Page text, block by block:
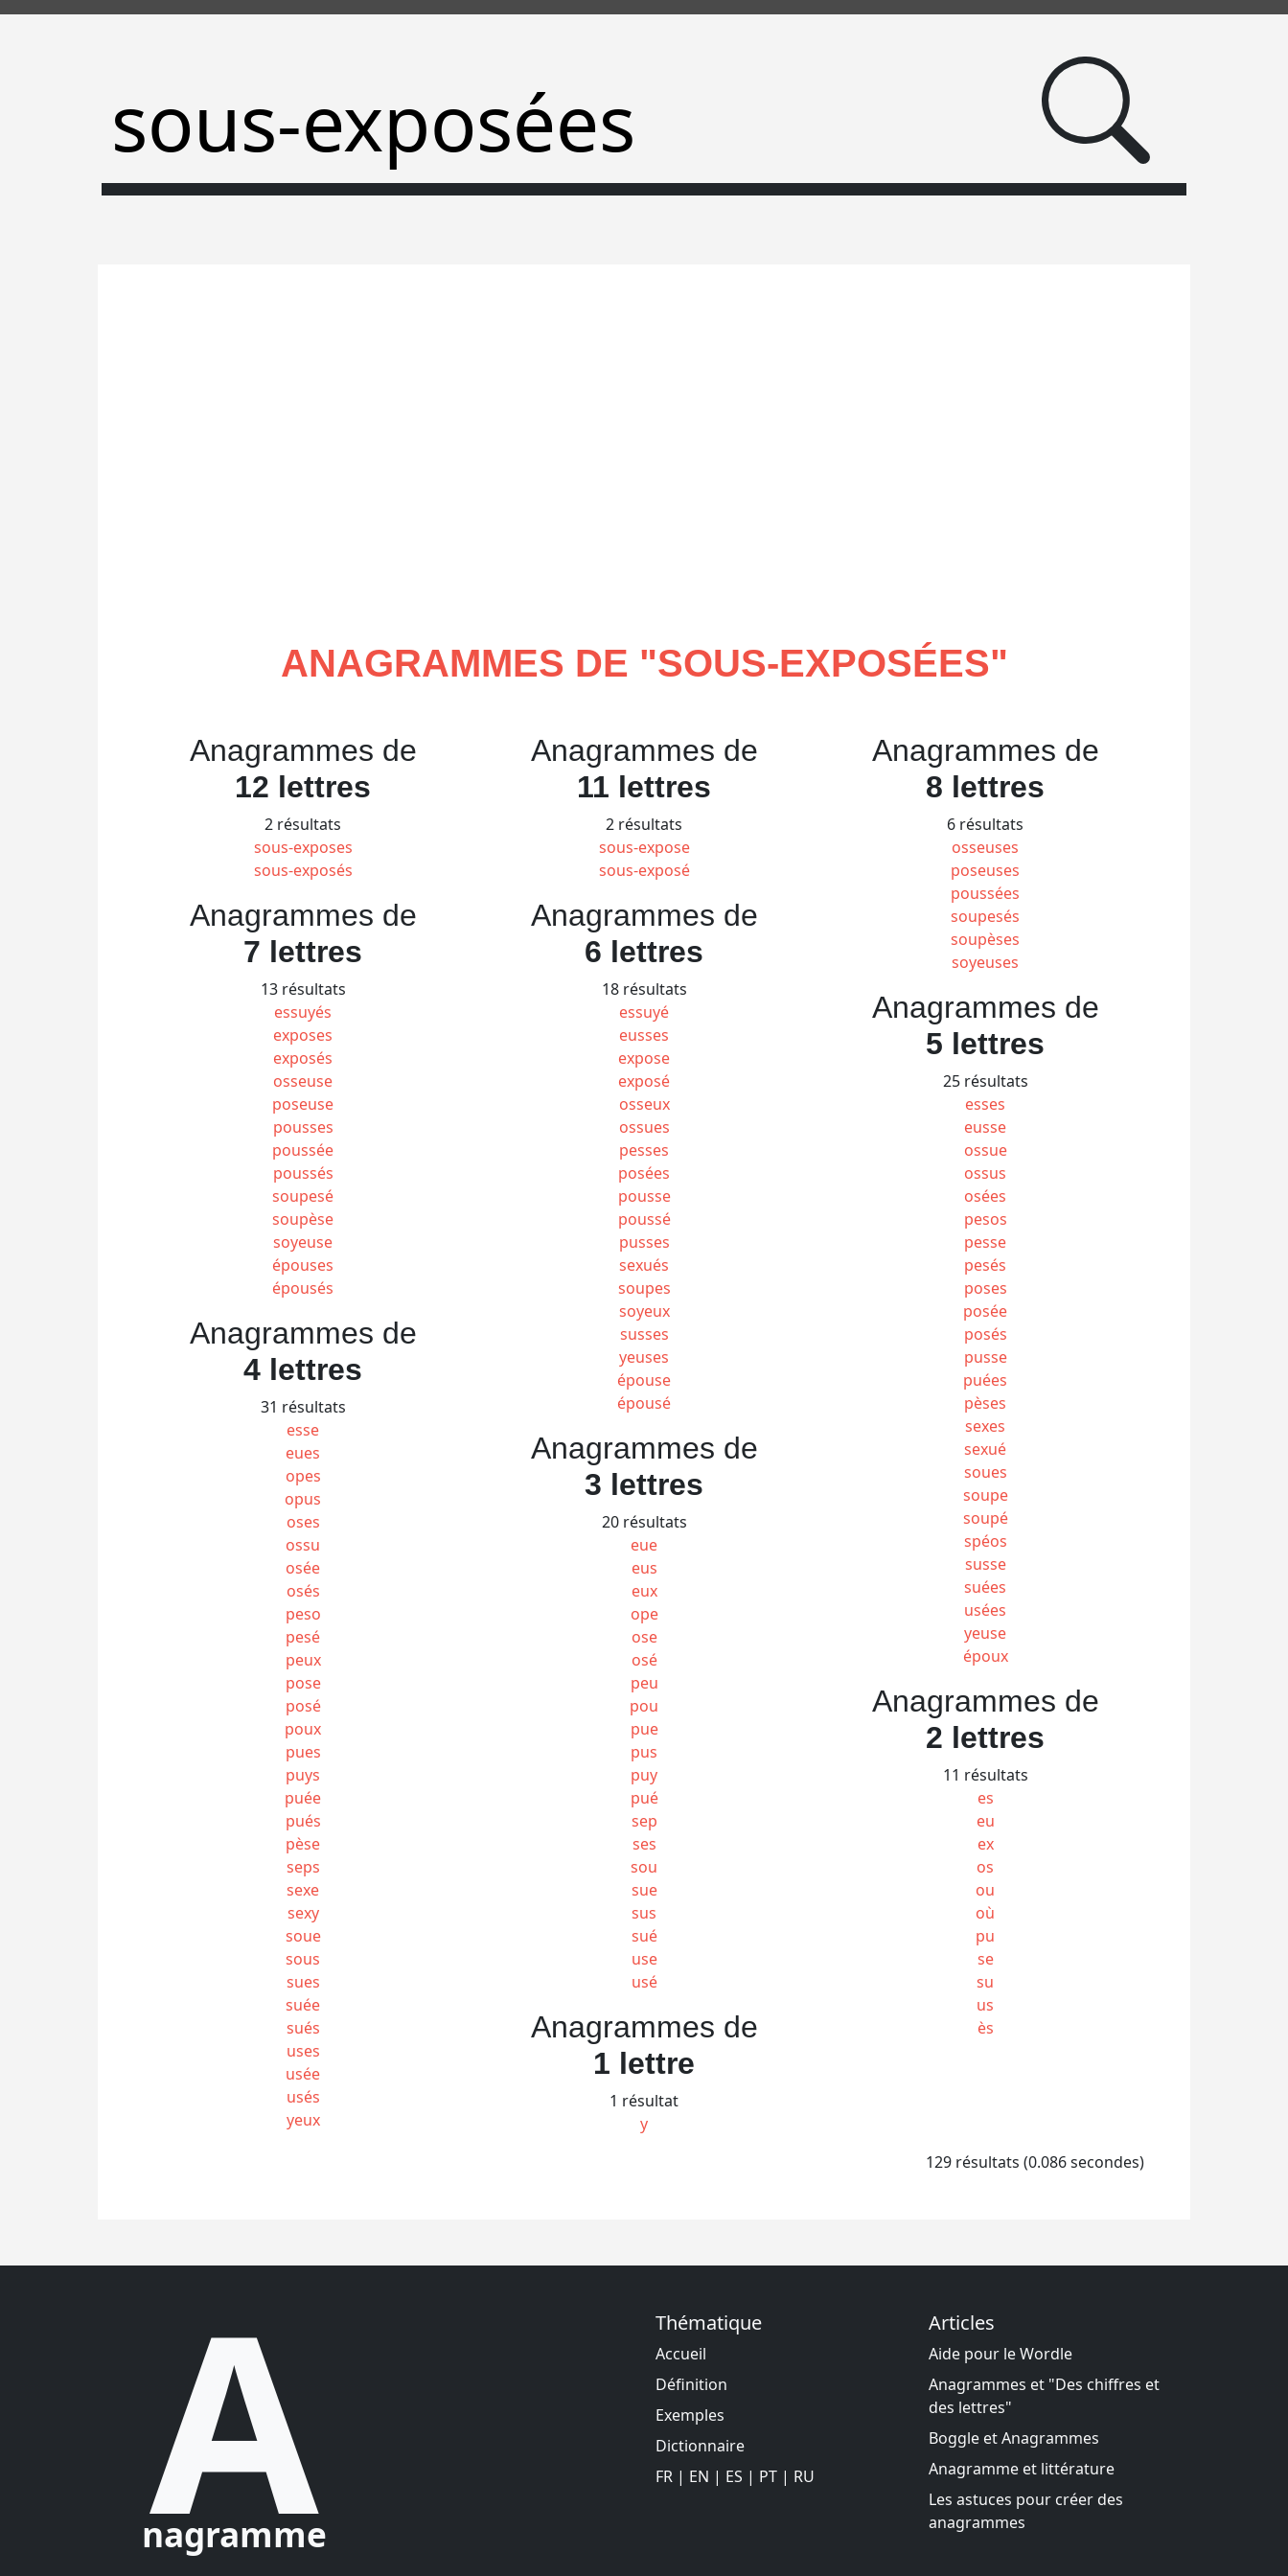
ANAGRAMMES DE "SOUS-EXPOSÉES"
Anagrammes de
12 lettres
2 résultats
sous-exposes
sous-exposés
Anagrammes de
11 lettres
2 résultats
sous-expose
sous-exposé
Anagrammes de
8 lettres
6 résultats
osseuses
poseuses
poussées
soupesés
soupèses
soyeuses
Anagrammes de
7 lettres
13 résultats
essuyés
exposes
exposés
osseuse
poseuse
pousses
poussée
poussés
soupesé
soupèse
soyeuse
épouses
épousés
Anagrammes de
6 lettres
18 résultats
essuyé
eusses
expose
exposé
osseux
ossues
pesses
posées
pousse
poussé
pusses
sexués
soupes
soyeux
susses
yeuses
épouse
épousé
Anagrammes de
5 lettres
25 résultats
esses
eusse
ossue
ossus
osées
pesos
pesse
pesés
poses
posée
posés
pusse
puées
pèses
sexes
sexué
soues
soupe
soupé
spéos
susse
suées
usées
yeuse
époux
Anagrammes de
4 lettres
31 résultats
esse
eues
opes
opus
oses
ossu
osée
osés
peso
pesé
peux
pose
posé
poux
pues
puys
puée
pués
pèse
seps
sexe
sexy
soue
sous
sues
suée
sués
uses
usée
usés
yeux
Anagrammes de
3 lettres
20 résultats
eue
eus
eux
ope
ose
osé
peu
pou
pue
pus
puy
pué
sep
ses
sou
sue
sus
sué
use
usé
Anagrammes de
2 lettres
11 résultats
es
eu
ex
os
ou
où
pu
se
su
us
ès
Anagrammes de
1 lettre
1 résultat
y
129 résultats (0.086 secondes)
A
nagramme
Thématique
Accueil
Définition
Exemples
Dictionnaire
FR | EN | ES | PT | RU
Articles
Aide pour le Wordle
Anagrammes et "Des chiffres et
des lettres"
Boggle et Anagrammes
Anagramme et littérature
Les astuces pour créer des
anagrammes